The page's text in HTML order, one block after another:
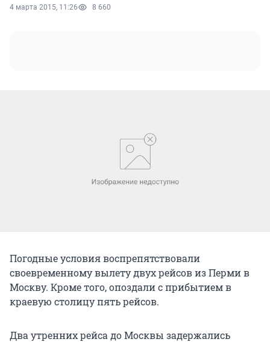
4 марта 2015, 11:26 8 660
Погодные условия воспрепятствовали
своевременному вылету двух рейсов из Перми в
Москву. Кроме того, опоздали с прибытием в
краевую столицу пять рейсов.
Два утренних рейса до Москвы задержались